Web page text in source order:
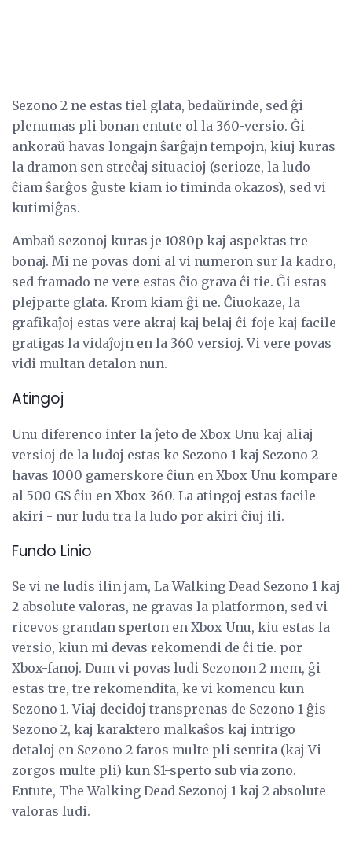
Sezono 2 ne estas tiel glata, bedaŭrinde, sed ĝi
plenumas pli bonan entute ol la 360-versio. Ĝi
ankoraŭ havas longajn ŝarĝajn tempojn, kiuj kuras
la dramon sen streĉaj situacioj (serioze, la ludo
ĉiam ŝarĝos ĝuste kiam io timinda okazos), sed vi
kutimiĝas.
Ambaŭ sezonoj kuras je 1080p kaj aspektas tre
bonaj. Mi ne povas doni al vi numeron sur la kadro,
sed framado ne vere estas ĉio grava ĉi tie. Ĝi estas
plejparte glata. Krom kiam ĝi ne. Ĉiuokaze, la
grafikaĵoj estas vere akraj kaj belaj ĉi-foje kaj facile
gratigas la vidaĵojn en la 360 versioj. Vi vere povas
vidi multan detalon nun.
Atingoj
Unu diferenco inter la ĵeto de Xbox Unu kaj aliaj
versioj de la ludoj estas ke Sezono 1 kaj Sezono 2
havas 1000 gamerskore ĉiun en Xbox Unu kompare
al 500 GS ĉiu en Xbox 360. La atingoj estas facile
akiri - nur ludu tra la ludo por akiri ĉiuj ili.
Fundo Linio
Se vi ne ludis ilin jam, La Walking Dead Sezono 1 kaj
2 absolute valoras, ne gravas la platformon, sed vi
ricevos grandan sperton en Xbox Unu, kiu estas la
versio, kiun mi devas rekomendi de ĉi tie. por
Xbox-fanoj. Dum vi povas ludi Sezonon 2 mem, ĝi
estas tre, tre rekomendita, ke vi komencu kun
Sezono 1. Viaj decidoj transprenas de Sezono 1 ĝis
Sezono 2, kaj karaktero malkaŝos kaj intrigo
detaloj en Sezono 2 faros multe pli sentita (kaj Vi
zorgos multe pli) kun S1-sperto sub via zono.
Entute, The Walking Dead Sezonoj 1 kaj 2 absolute
valoras ludi.